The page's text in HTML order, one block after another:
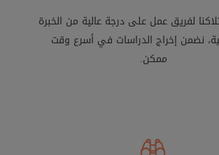
لفريق عمل على درجة عالية من الخبرة
نضمن إخراج الدراسات في أسرع وقت
ممكن.